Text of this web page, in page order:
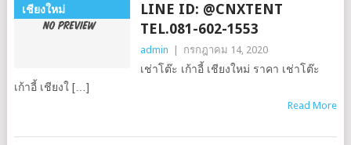
เชียงใหม่
LINE ID: @CNXTENT
TEL.081-602-1553
admin กรกฎาคม 14, 2020
เช่าโต๊ะ เก้าอี้ เชียงใหม่ ราคา เช่าโต๊ะ
เก้าอี้ เชียงใ […]
Read More